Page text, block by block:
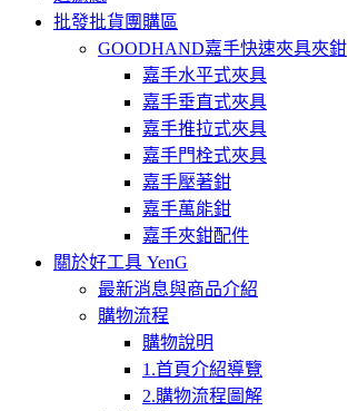
批發批貨團購區
GOODHAND嘉手快速夾具夾鉗
嘉手水平式夾具
嘉手垂直式夾具
嘉手推拉式夾具
嘉手門栓式夾具
嘉手壓著鉗
嘉手萬能鉗
嘉手夾鉗配件
關於好工具 YenG
最新消息與商品介紹
購物流程
購物說明
1.首頁介紹導覽
2.購物流程圖解